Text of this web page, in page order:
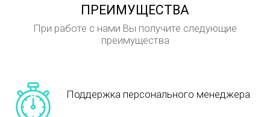
ПРЕИМУЩЕСТВА
При работе с нами Вы получите следующие
преимущества
Поддержка персонального менеджера